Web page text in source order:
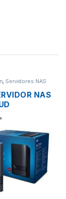
, Servidores NAS
NAS
DIGITAL 2
CON
PUERTO